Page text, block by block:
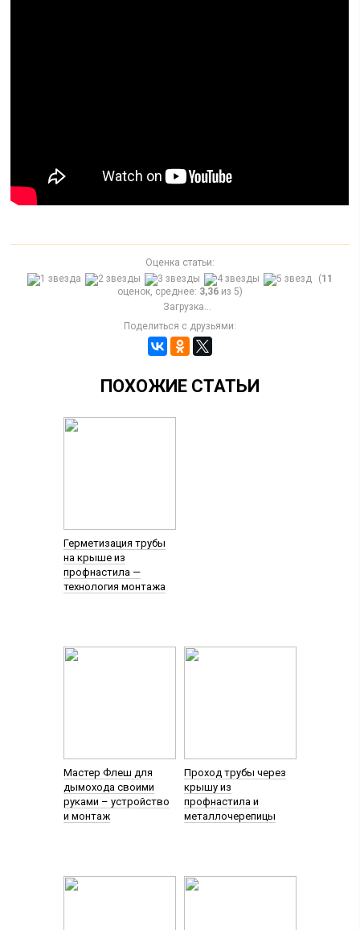
Оценка статьи:
(11
оценок, среднее: 3,36из 5)
Загрузка...
Поделиться с друзьями:
ПОХОЖИЕ СТАТЬИ
Герметизация трубы
на крыше из
профнастила —
технология монтажа
Мастер Флеш для
дымохода своими
руками – устройство
и монтаж
Проход трубы через
крышу из
профнастила и
металлочерепицы